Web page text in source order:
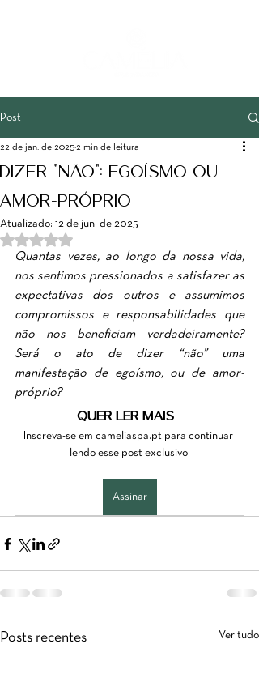
Post
Dizer "Não": Egoísmo ou
Amor-Próprio?
22 de jan. de 2025 2 min de leitura
Atualizado: 12 de jun. de 2025
Avaliado com NaN de 5 estrelas.
Quantas vezes, ao longo da nossa vida,
nos sentimos pressionados a satisfazer as
expectativas dos outros e assumimos
compromissos e responsabilidades que
não nos beneficiam verdadeiramente?
Será o ato de dizer “não” uma
manifestação de egoísmo, ou de amor-
próprio?
Quer ler mais?
Inscreva-se em cameliaspa.pt para continuar
lendo esse post exclusivo.
Assinar
Posts recentes Ver tudo